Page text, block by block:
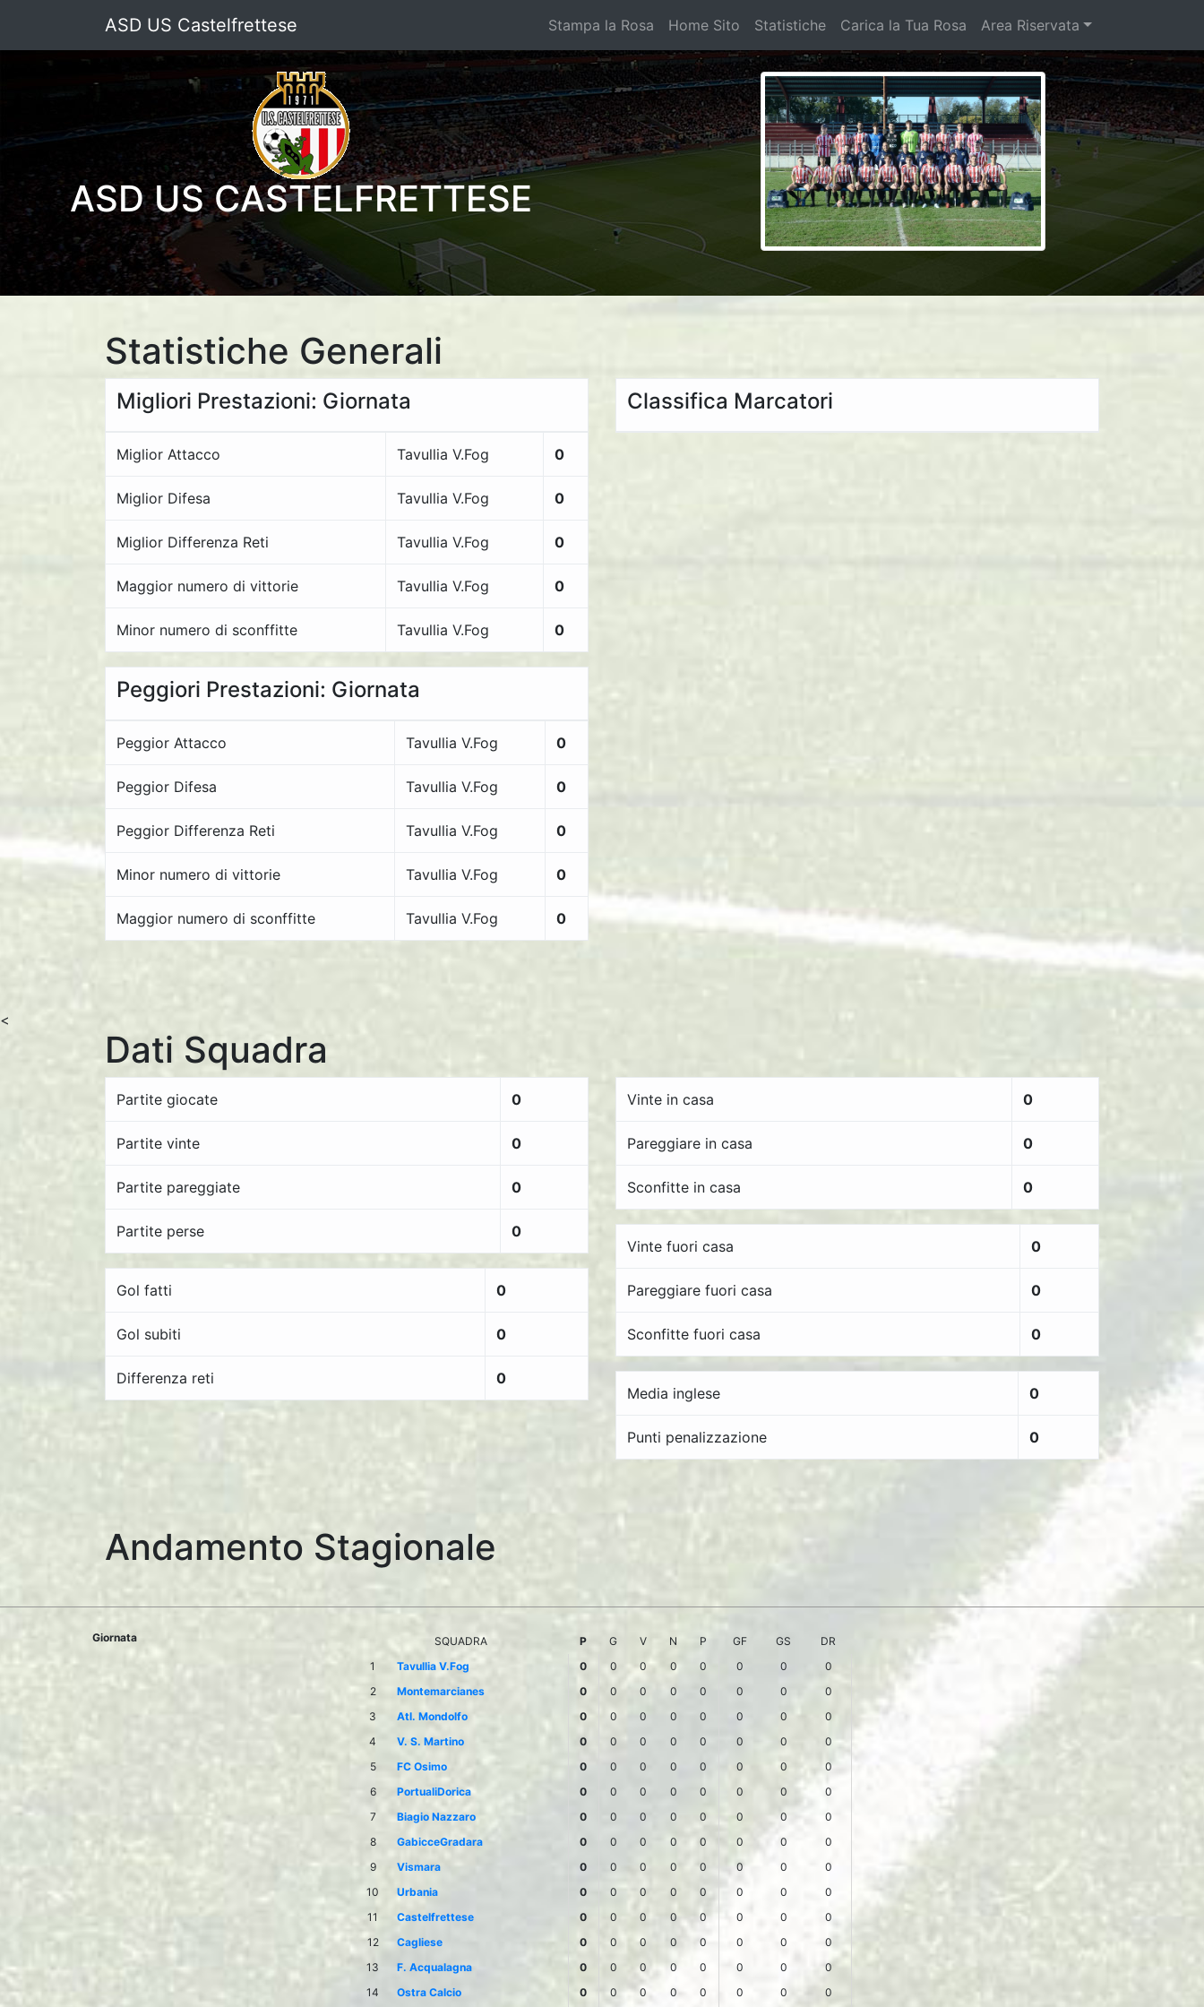
ASD US Castelfrettese Stampa la Rosa Home Sito Statistiche Carica la Tua Rosa Area Riservata
ASD US CASTELFRETTESE
Statistiche Generali
Migliori Prestazioni: Giornata
Miglior Attacco Tavullia V.Fog 0
Miglior Difesa Tavullia V.Fog 0
Miglior Differenza Reti Tavullia V.Fog 0
Maggior numero di vittorie Tavullia V.Fog 0
Minor numero di sconffitte Tavullia V.Fog 0
Peggiori Prestazioni: Giornata
Peggior Attacco Tavullia V.Fog 0
Peggior Difesa Tavullia V.Fog 0
Peggior Differenza Reti Tavullia V.Fog 0
Minor numero di vittorie Tavullia V.Fog 0
Maggior numero di sconffitte Tavullia V.Fog 0
Classifica Marcatori
<
Dati Squadra
Partite giocate 0
Partite vinte 0
Partite pareggiate 0
Partite perse 0
Gol fatti 0
Gol subiti 0
Differenza reti 0
Vinte in casa 0
Pareggiare in casa 0
Sconfitte in casa 0
Vinte fuori casa 0
Pareggiare fuori casa 0
Sconfitte fuori casa 0
Media inglese 0
Punti penalizzazione 0
Andamento Stagionale
Giornata SQUADRA P G V N P GF GS
DR
1
Tavullia V.Fog 0 0 0 0 0 0 0
0
2
Montemarcianes 0 0 0 0 0 0 0
0
3
Atl. Mondolfo 0 0 0 0 0 0 0
0
4
V. S. Martino 0 0 0 0 0 0 0
0
5
FC Osimo 0 0 0 0 0 0 0
0
6
PortualiDorica 0 0 0 0 0 0 0
0
7
Biagio Nazzaro 0 0 0 0 0 0 0
0
8
GabicceGradara 0 0 0 0 0 0 0
0
9
Vismara 0 0 0 0 0 0 0
0
10
Urbania 0 0 0 0 0 0 0
0
11
Castelfrettese 0 0 0 0 0 0 0
0
12
Cagliese 0 0 0 0 0 0 0
0
13
F. Acqualagna 0 0 0 0 0 0 0
0
14
Ostra Calcio 0 0 0 0 0 0 0 0